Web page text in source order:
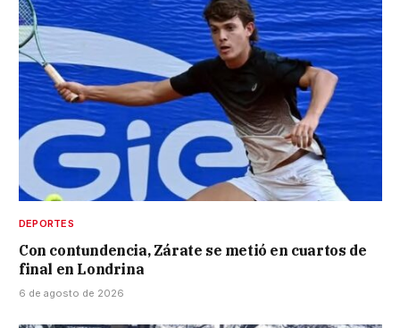
DEPORTES
Con contundencia, Zárate se metió en cuartos de
final en Londrina
6 de agosto de 2026